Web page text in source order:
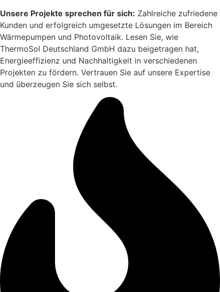
Unsere Projekte sprechen für sich: Zahlreiche zufriedene
Kunden und erfolgreich umgesetzte Lösungen im Bereich
Wärmepumpen und Photovoltaik. Lesen Sie, wie
ThermoSol Deutschland GmbH dazu beigetragen hat,
Energieeffizienz und Nachhaltigkeit in verschiedenen
Projekten zu fördern. Vertrauen Sie auf unsere Expertise
und überzeugen Sie sich selbst.